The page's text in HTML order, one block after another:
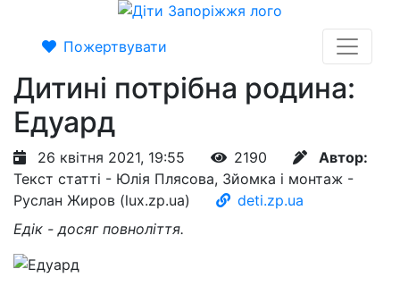
Пожертвувати
Дитині потрібна родина:
Едуард
26 квітня 2021, 19:55 2190
Автор:
Текст статті - Юлія Плясова, Зйомка і монтаж -
Руслан Жиров (lux.zp.ua)
deti.zp.ua
Едік - досяг повноліття.